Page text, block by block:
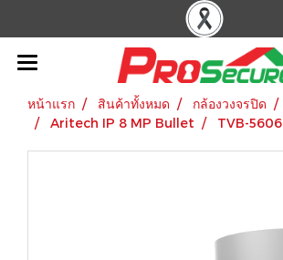
หน้าแรก สินค้าทั้งหมด กล้องวงจรปิด
Aritech IP 8 MP Bullet
TVB-5606